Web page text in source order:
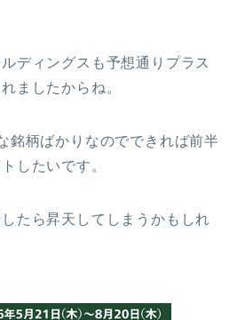
ディングスも予想通りプラス
ましたからね。
銘柄ばかりなのでできれば前半
したいです。
たら昇天してしまうかもしれ